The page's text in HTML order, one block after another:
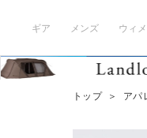
ギア メンズ ウィ
トップ ＞ アパ